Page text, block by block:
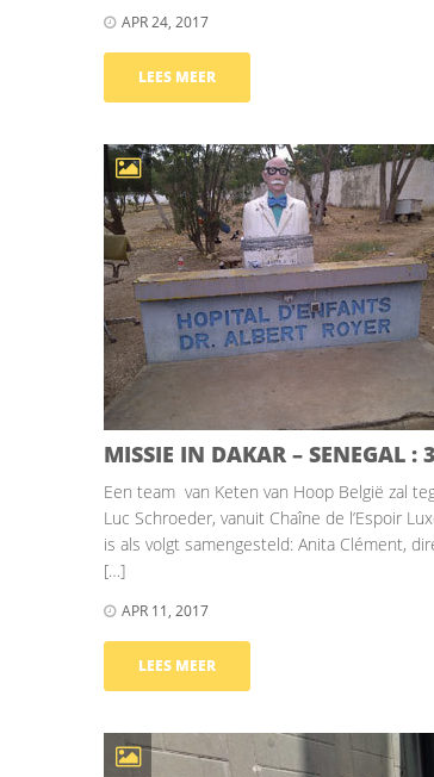
APR 24, 2017
LEES MEER
MISSIE IN DAKAR – SENEGAL
Een team van Keten van Hoop België zal
Luc Schroeder, vanuit Chaîne de l’Espoir
is als volgt samengesteld: Anita Clément,
[…]
APR 11, 2017
LEES MEER